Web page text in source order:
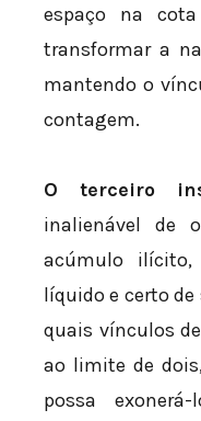
espaço na
transformar a
mantendo o
contagem.
O terceiro
inalienável de
acúmulo
líquido e certo
quais vínculos
ao limite de
possa